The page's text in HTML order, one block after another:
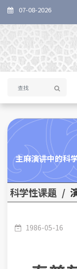
07-08-2026
主麻演讲中的科
科学性课题 /
1986-05-16